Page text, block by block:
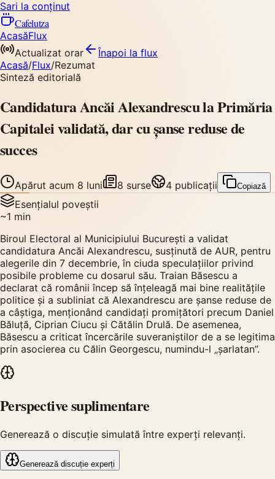
Sari la conținut
Cafelutza
AcasăFlux
Actualizat orar
Înapoi la flux
Acasă/Flux/Rezumat
Sinteză editorială
Candidatura Ancăi Alexandrescu la Primăria
Capitalei validată, dar cu șanse reduse de
succes
Apărut acum 8 luni 8 surse 4 publicații Copiază
Esențialul poveștii
~1 min
Biroul Electoral al Municipiului București a validat
candidatura Ancăi Alexandrescu, susținută de AUR, pentru
alegerile din 7 decembrie, în ciuda speculațiilor privind
posibile probleme cu dosarul său. Traian Băsescu a
declarat că românii încep să înțeleagă mai bine realitățile
politice și a subliniat că Alexandrescu are șanse reduse de
a câștiga, menționând candidați promițători precum Daniel
Băluță, Ciprian Ciucu și Cătălin Drulă. De asemenea,
Băsescu a criticat încercările suveraniștilor de a se legitima
prin asocierea cu Călin Georgescu, numindu-l „șarlatan”.
Perspective suplimentare
Generează o discuție simulată între experți relevanți.
Generează discuție experți